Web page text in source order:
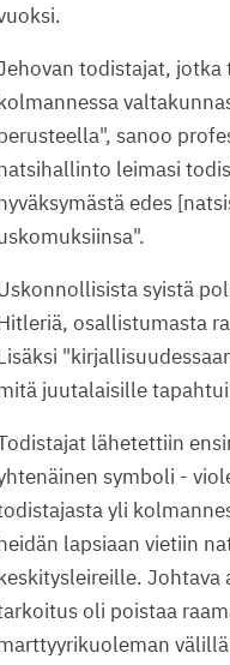
todistajat,
sanoo
leimasi
edes
syistä
osallistumasta
juutalaisille
lähetettiin
symboli -
yli
lapsiaan vietiin
oli poistaa